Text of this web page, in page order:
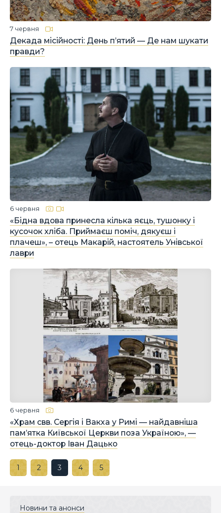
Декада місійності: День п’ятий — Де нам шукати
правди?
7 червня
«Бідна вдова принесла кілька яєць, тушонку і
кусочок хліба. Приймаєш поміч, дякуєш і
плачеш», – отець Макарій, настоятель Унівської
лаври
6 червня
«Храм свв. Сергія і Вакха у Римі — найдавніша
пам’ятка Київської Церкви поза Україною», —
отець-доктор Іван Дацько
6 червня
1 2 3 4 5
Новини та анонси